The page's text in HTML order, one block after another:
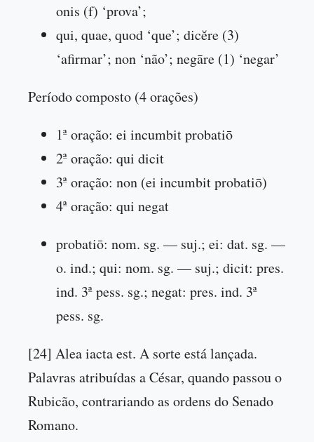
onis (f) ‘prova’;
qui, quae, quod ‘que’; dicĕre (3)
‘afirmar’; non ‘não’; negāre (1) ‘negar’
Período composto (4 orações)
1ª oração: ei incumbit probatiō
2ª oração: qui dicit
3ª oração: non (ei incumbit probatiō)
4ª oração: qui negat
probatiō: nom. sg. — suj.; ei: dat. sg. —
o. ind.; qui: nom. sg. — suj.; dicit: pres.
ind. 3ª pess. sg.; negat: pres. ind. 3ª
pess. sg.
[24] Alea iacta est. A sorte está lançada.
Palavras atribuídas a César, quando passou o
Rubicão, contrariando as ordens do Senado
Romano.